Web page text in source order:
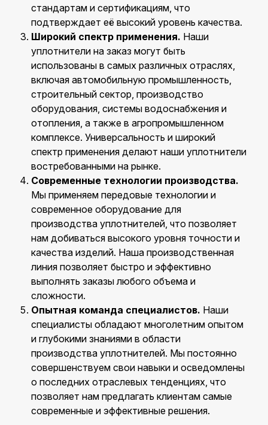
стандартам и сертификациям, что
подтверждает её высокий уровень качества.
Широкий спектр применения. Наши
уплотнители на заказ могут быть
использованы в самых различных отраслях,
включая автомобильную промышленность,
строительный сектор, производство
оборудования, системы водоснабжения и
отопления, а также в агропромышленном
комплексе. Универсальность и широкий
спектр применения делают наши уплотнители
востребованными на рынке.
Современные технологии производства.
Мы применяем передовые технологии и
современное оборудование для
производства уплотнителей, что позволяет
нам добиваться высокого уровня точности и
качества изделий. Наша производственная
линия позволяет быстро и эффективно
выполнять заказы любого объема и
сложности.
Опытная команда специалистов. Наши
специалисты обладают многолетним опытом
и глубокими знаниями в области
производства уплотнителей. Мы постоянно
совершенствуем свои навыки и осведомлены
о последних отраслевых тенденциях, что
позволяет нам предлагать клиентам самые
современные и эффективные решения.